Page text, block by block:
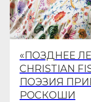
«ПОЗДНЕЕ
CHRISTIAN
ПОЭЗИЯ
РОСКОШИ